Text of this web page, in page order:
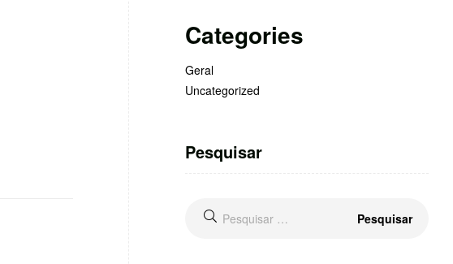
Categories
Geral
Uncategorized
Pesquisar